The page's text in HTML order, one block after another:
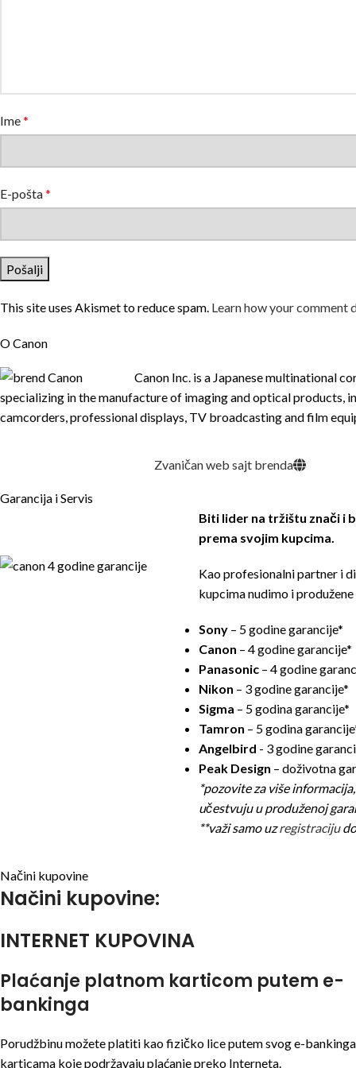
Ime*
E-pošta*
This site uses Akismet to reduce spam. Learn how your comment
O Canon
Canon Inc. is a Japanese multinational
specializing in the manufacture of imaging and optical products,
camcorders, professional displays, TV broadcasting and film
Zvaničan web sajt brenda
Garancija i Servis
Biti lider na tržištu znači i
prema svojim kupcima.
Kao profesionalni partner i
kupcima nudimo i
Sony – 5 godine garancije*
Canon – 4 godine garancije*
Panasonic – 4 godine
Nikon – 3 godine garancije*
Sigma – 5 godina garancije*
Tamron – 5 godina
Angelbird - 3 godine
Peak Design – doživotna
*pozovite za više
učestvuju u produženoj
**važi samo uzregistraciju
Načini kupovine
Načini kupovine:
INTERNET KUPOVINA
Plaćanje platnom karticom putem e-
bankinga
Porudžbinu možete platiti kao fizičko lice putem svog e-
karticama koje podržavaju plaćanje preko Interneta.